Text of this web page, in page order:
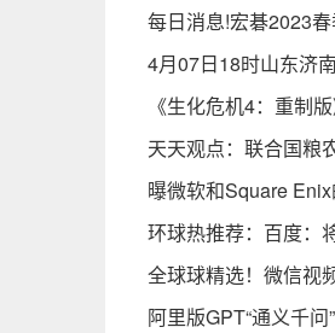
每日消息!宏碁2023
4月07日18时山东济
《生化危机4：重制
天天观点：联合国粮
曝微软和Square
环球热推荐：百度：
全球球精选！微信视
阿里版GPT“通义千